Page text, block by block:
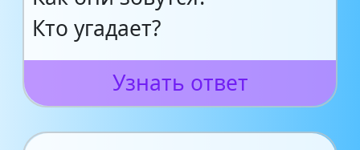
Кто угадает?
Узнать ответ